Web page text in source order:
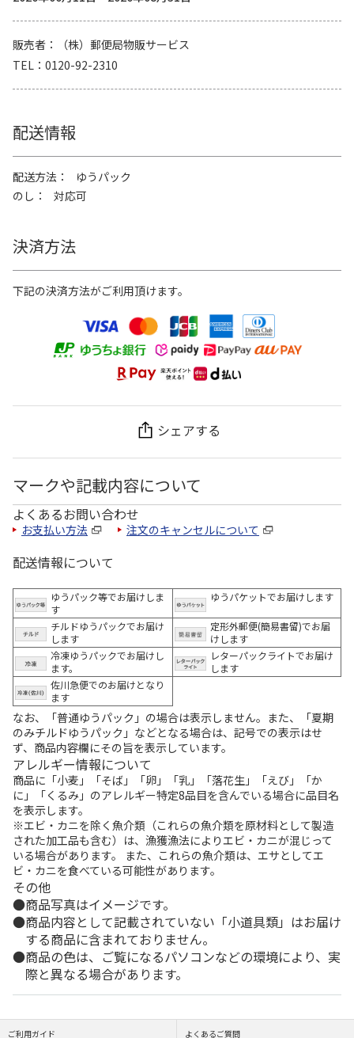
販売者
（株）郵便局物販サービス
TEL
0120-92-2310
配送情報
配送方法
ゆうパック
のし
対応可
決済方法
下記の決済方法がご利用頂けます。
シェアする
マークや記載内容について
よくあるお問い合わせ
お支払い方法 注文のキャンセルについて
配送情報について
ゆうパック等でお届けしま
す
ゆうパケットでお届けします
チルドゆうパックでお届け
します
定形外郵便(簡易書留)でお届
けします
冷凍ゆうパックでお届けし
ます。
レターパックライトでお届け
します
佐川急便でのお届けとなり
ます
なお、「普通ゆうパック」の場合は表示しません。また、「夏期
のみチルドゆうパック」などとなる場合は、記号での表示はせ
ず、商品内容欄にその旨を表示しています。
アレルギー情報について
商品に「小麦」「そば」「卵」「乳」「落花生」「えび」「か
に」「くるみ」のアレルギー特定8品目を含んでいる場合に品目名
を表示します。
※エビ・カニを除く魚介類（これらの魚介類を原材料として製造
された加工品も含む）は、漁獲漁法によりエビ・カニが混じって
いる場合があります。 また、これらの魚介類は、エサとしてエ
ビ・カニを食べている可能性があります。
その他
商品写真はイメージです。
商品内容として記載されていない「小道具類」はお届け
する商品に含まれておりません。
商品の色は、ご覧になるパソコンなどの環境により、実
際と異なる場合があります。
ご利用ガイド よくあるご質問